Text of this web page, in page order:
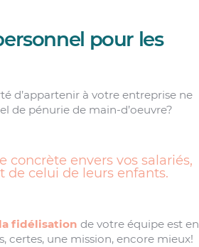
pour les
d’appartenir à votre entreprise ne
de pénurie de main-d’oeuvre?
envers vos salariés,
de celui de leurs enfants.
fidélisation de votre équipe est en
certes, une mission, encore mieux!